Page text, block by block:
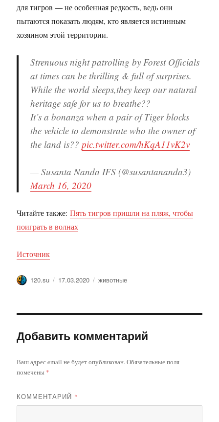
для тигров — не особенная редкость, ведь они
пытаются показать людям, кто является истинным
хозяином этой территории.
Strenuous night patrolling by Forest Officials
at times can be thrilling & full of surprises.
While the world sleeps,they keep our natural
heritage safe for us to breathe??
It’s a bonanza when a pair of Tiger blocks
the vehicle to demonstrate who the owner of
the land is??pic.twitter.com/hKqA11vK2v
— Susanta Nanda IFS (@susantananda3)
March 16, 2020
Читайте также:Пять тигров пришли на пляж, чтобы
поиграть в волнах
Источник
Автор
120.su Опубликовано
17.03.2020 Метки
животные
Добавить комментарий
Ваш адрес email не будет опубликован.Обязательные поля
помечены *
КОММЕНТАРИЙ *